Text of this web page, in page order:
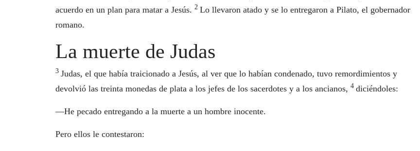
acuerdo en un plan para matar a Jesús. 2 Lo llevaron atado y se lo entregaron a Pilato, el gobernador
romano.
La muerte de Judas
3 Judas, el que había traicionado a Jesús, al ver que lo habían condenado, tuvo remordimientos y
devolvió las treinta monedas de plata a los jefes de los sacerdotes y a los ancianos, 4 diciéndoles:
—He pecado entregando a la muerte a un hombre inocente.
Pero ellos le contestaron: